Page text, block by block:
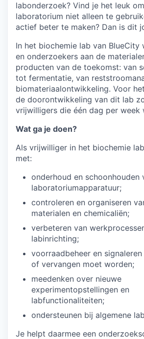
labonderzoek? Vind je het leuk
laboratorium niet alleen te
actief beter te maken? Dan is dit
In het biochemie lab van BlueCity
en onderzoekers aan de
producten van de toekomst: van
tot fermentatie, van
biomateriaalontwikkeling. Voor
de doorontwikkeling van dit lab
vrijwilligers die één dag per week
Wat ga je doen?
Als vrijwilliger in het biochemie
met:
onderhoud en schoonhouden
laboratoriumapparatuur;
controleren en organiseren
materialen en chemicaliën;
verbeteren van
labinrichting;
voorraadbeheer en
of vervangen moet worden;
meedenken over nieuwe
experimentopstellingen en
labfunctionaliteiten;
ondersteunen bij algemene
Je helpt daarmee een